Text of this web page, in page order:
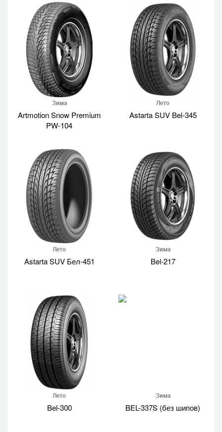
Зима
Artmotion Snow Premium
PW-104
Лето
Astarta SUV Bel-345
Лето
Astarta SUV Бел-451
Зима
Bel-217
Лето
Bel-300
Зима
BEL-337S (без шипов)